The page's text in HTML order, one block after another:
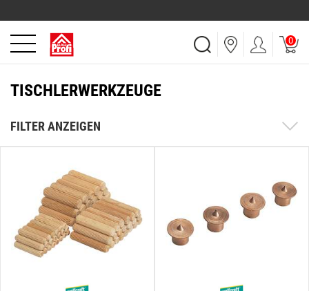
0
TISCHLERWERKZEUGE
FILTER ANZEIGEN